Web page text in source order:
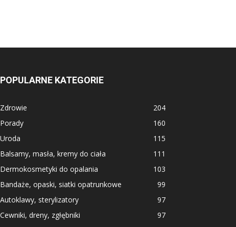
POPULARNE KATEGORIE
Zdrowie
204
Porady
160
Uroda
115
Balsamy, masła, kremy do ciała
111
Dermokosmetyki do opalania
103
Bandaże, opaski, siatki opatrunkowe
99
Autoklawy, sterylizatory
97
Cewniki, dreny, zgłębniki
97